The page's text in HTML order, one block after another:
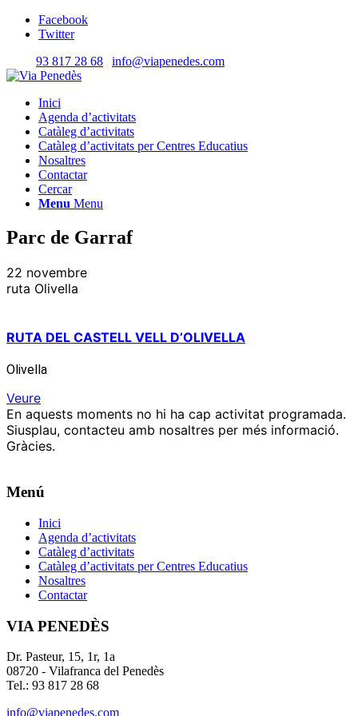
Facebook
Twitter
93 817 28 68 info@viapenedes.com
Inici
Agenda d’activitats
Catàleg d’activitats
Catàleg d’activitats per Centres Educatius
Nosaltres
Contactar
Cercar
Menu Menu
Parc de Garraf
22 novembre
ruta Olivella
RUTA DEL CASTELL VELL D’OLIVELLA
Olivella
Veure
En aquests moments no hi ha cap activitat programada.
Siusplau, contacteu amb nosaltres per més informació.
Gràcies.
Menú
Inici
Agenda d’activitats
Catàleg d’activitats
Catàleg d’activitats per Centres Educatius
Nosaltres
Contactar
VIA PENEDÈS
Dr. Pasteur, 15, 1r, 1a
08720 - Vilafranca del Penedès
Tel.: 93 817 28 68
info@viapenedes.com